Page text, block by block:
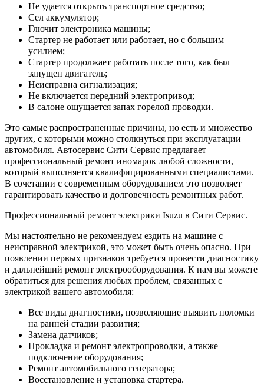
Не удается открыть транспортное средство;
Сел аккумулятор;
Глючит электроника машины;
Стартер не работает или работает, но с большим
усилием;
Стартер продолжает работать после того, как был
запущен двигатель;
Неисправна сигнализация;
Не включается передний электропривод;
В салоне ощущается запах горелой проводки.
Это самые распространенные причины, но есть и множество
других, с которыми можно столкнуться при эксплуатации
автомобиля. Автосервис Сити Сервис предлагает
профессиональный ремонт иномарок любой сложности,
который выполняется квалифицированными специалистами.
В сочетании с современным оборудованием это позволяет
гарантировать качество и долговечность ремонтных работ.
Профессиональный ремонт электрики Isuzu в Сити Сервис.
Мы настоятельно не рекомендуем ездить на машине с
неисправной электрикой, это может быть очень опасно. При
появлении первых признаков требуется провести диагностику
и дальнейший ремонт электрооборудования. К нам вы можете
обратиться для решения любых проблем, связанных с
электрикой вашего автомобиля:
Все виды диагностики, позволяющие выявить поломки
на ранней стадии развития;
Замена датчиков;
Прокладка и ремонт электропроводки, а также
подключение оборудования;
Ремонт автомобильного генератора;
Восстановление и установка стартера.